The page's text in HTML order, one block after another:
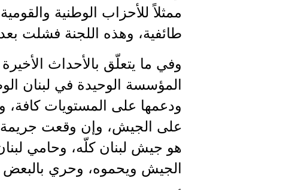
ممثلاً للأحزاب الوطنية
طائفية، وهذه اللجنة فشلت
وفي ما يتعلّق بالأحداث
المؤسسة الوحيدة في لبنان
ودعمها على المستويات
على الجيش، وإن وقعت جريمة
هو جيش لبنان كلّه، وحامي
الجيش ويحموه، وحري بالبعض